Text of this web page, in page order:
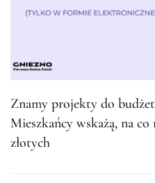
Znamy projekty do
Mieszkańcy wskażą, na
złotych